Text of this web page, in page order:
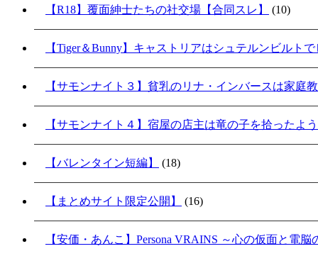
【R18】覆面紳士たちの社交場【合同スレ】 (10)
【Tiger＆Bunny】キャストリアはシュテルンビルト
【サモンナイト３】貧乳のリナ・インバースは家庭
【サモンナイト４】宿屋の店主は竜の子を拾ったよ
【バレンタイン短編】 (18)
【まとめサイト限定公開】 (16)
【安価・あんこ】Persona VRAINS ～心の仮面と電脳